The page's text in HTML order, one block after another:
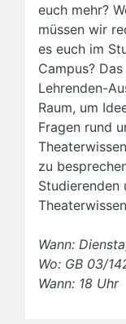
euch mehr?
müssen wir
es euch im
Campus?
Lehrenden-
Raum, um
Fragen rund
zu
Studierenden
Wann:
Wo: GB 03/
Wann: 18 Uhr